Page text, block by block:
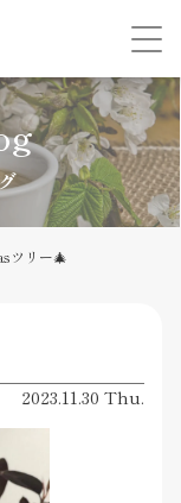
ツリー🎄
2023.11.30 Thu.